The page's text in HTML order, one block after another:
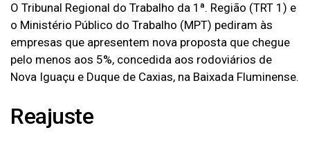
O Tribunal Regional do Trabalho da 1ª. Região (TRT 1) e
o Ministério Público do Trabalho (MPT) pediram às
empresas que apresentem nova proposta que chegue
pelo menos aos 5%, concedida aos rodoviários de
Nova Iguaçu e Duque de Caxias, na Baixada Fluminense.
Reajuste